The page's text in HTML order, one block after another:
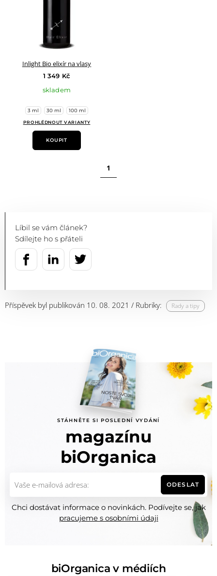
Inlight Bio elixír na vlasy
1 349 Kč
skladem
3 ml 30 ml 100 ml
PROHLÉDNOUT VARIANTY
KOUPIT
1
Líbil se vám článek?
Sdílejte ho s přáteli
Příspěvek byl publikován 10. 08. 2021 / Rubriky: Rady a tipy
STÁHNĚTE SI POSLEDNÍ VYDÁNÍ
magazínu
biOrganica
ODESLAT
Chci dostávat informace o novinkách. Podívejte se, jak
pracujeme s osobními údaji
biOrganica v médiích